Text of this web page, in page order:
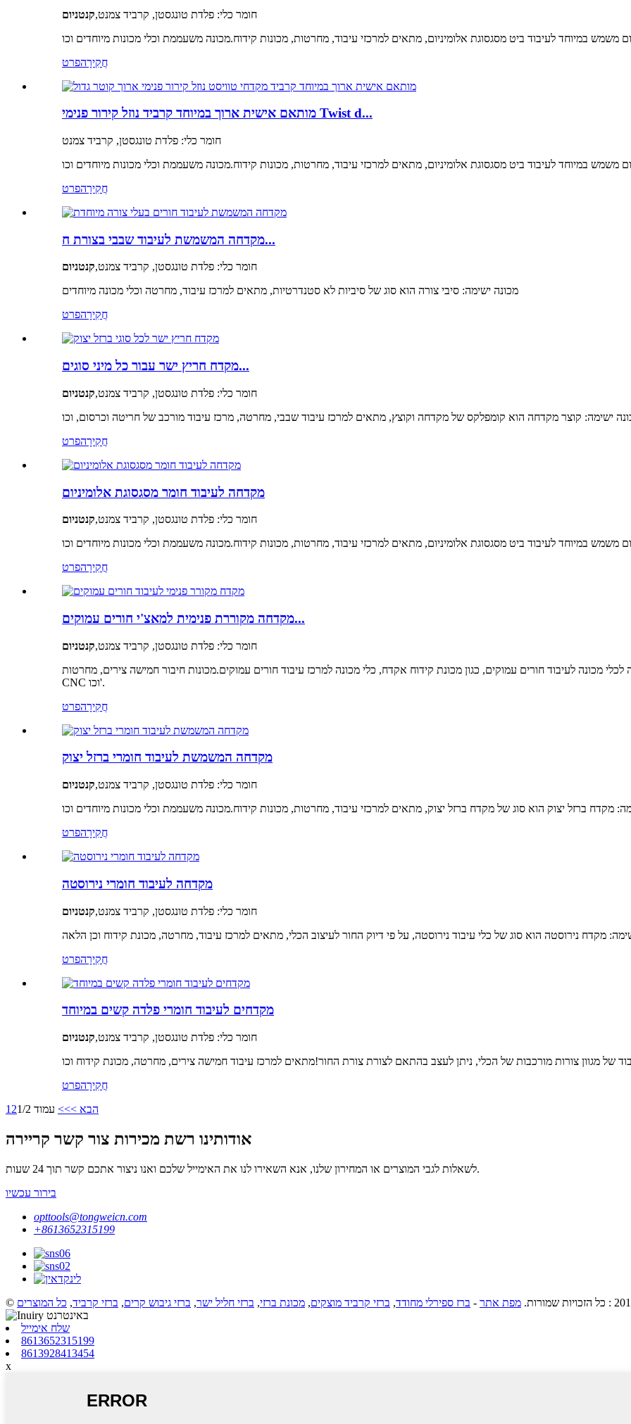
חומר כלי: פלדת טונגסטן, קרביד צמנט,קנטניום
חֲקִירָהפרט
מותאם אישית ארוך במיוחד קרביד נוזל קירור פנימי Twist d...
חומר כלי: פלדת טונגסטן, קרביד צמנט
חֲקִירָהפרט
מקדחה המשמשת לעיבוד שבבי בצורת ח...
חומר כלי: פלדת טונגסטן, קרביד צמנט,קנטניום
מכונה ישימה: סיבי צורה הוא סוג של סיביות לא סטנדרטיות, מתאים למרכז עיבוד, מחרטה וכלי מכונה מיוחדים
חֲקִירָהפרט
מקדח חריץ ישר עבור כל מיני סוגים...
חומר כלי: פלדת טונגסטן, קרביד צמנט,קנטניום
חֲקִירָהפרט
מקדחה לעיבוד חומר מסגסוגת אלומיניום
חומר כלי: פלדת טונגסטן, קרביד צמנט,קנטניום
חֲקִירָהפרט
מקדחה מקוררת פנימית למאצ'י חורים עמוקים...
חומר כלי: פלדת טונגסטן, קרביד צמנט,קנטניום
מכונה לעיבוד חורים עמוקים, כגון מכונת קידוח אקדח, כלי מכונה למרכז עיבוד חורים עמוקים.מכונות חיבור חמישה צירים, מחרטות
CNC וכו'.
חֲקִירָהפרט
מקדחה המשמשת לעיבוד חומרי ברזל יצוק
חומר כלי: פלדת טונגסטן, קרביד צמנט,קנטניום
חֲקִירָהפרט
מקדחה לעיבוד חומרי נירוסטה
חומר כלי: פלדת טונגסטן, קרביד צמנט,קנטניום
מקדח נירוסטה הוא סוג של כלי עיבוד נירוסטה, על פי דיוק החור לעיצוב הכלי, מתאים למרכז עיבוד, מחרטה, מכונת קידוח וכן הלאה
חֲקִירָהפרט
מקדחים לעיבוד חומרי פלדה קשים במיוחד
חומר כלי: פלדת טונגסטן, קרביד צמנט,קנטניום
חֲקִירָהפרט
1 2 הבא >>> עמוד 1/2
אודותינו רשת מכירות צור קשר קריירה
לשאלות לגבי המוצרים או המחירון שלנו, אנא השאירו לנו את האימייל שלכם ואנו ניצור אתכם קשר תוך 24 שעות.
בירור עכשיו
opttools@tongweicn.com
+8613652315199
מפת אתר - ברז ספירלי מחודד, ברזי קרביד מוצקים, מכונת ברזי, ברזי חליל ישר, ברזי גיבוש קרים, ברזי קרביד, כל המוצרים
שלח אימייל
8613652315199
8613928413454
x